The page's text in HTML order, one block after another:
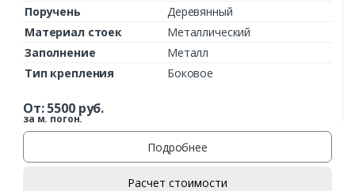
Поручень
Деревянный
Материал стоек
Металлический
Заполнение
Металл
Тип крепления
Боковое
От:5500руб.
за м. погон.
Подробнее
Расчет стоимости